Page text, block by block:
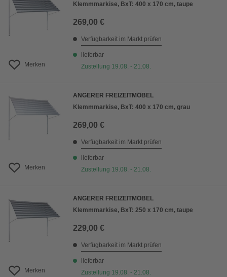
Merken
Klemmmarkise, BxT: 400 x 170 cm, taupe
269,00 €
Verfügbarkeit im Markt prüfen
lieferbar
Zustellung 19.08. - 21.08.
Merken
ANGERER FREIZEITMÖBEL
Klemmmarkise, BxT: 400 x 170 cm, grau
269,00 €
Verfügbarkeit im Markt prüfen
lieferbar
Zustellung 19.08. - 21.08.
Merken
ANGERER FREIZEITMÖBEL
Klemmmarkise, BxT: 250 x 170 cm, taupe
229,00 €
Verfügbarkeit im Markt prüfen
lieferbar
Zustellung 19.08. - 21.08.